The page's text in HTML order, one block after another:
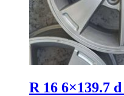
R 16 6×139.7